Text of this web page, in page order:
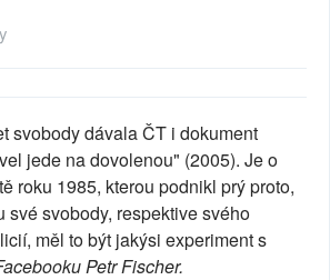
svobody dávala ČT i dokument
jede na dovolenou" (2005). Je o
roku 1985, kterou podnikl prý proto,
své svobody, respektive svého
měl to být jakýsi experiment s
Petr Fischer.